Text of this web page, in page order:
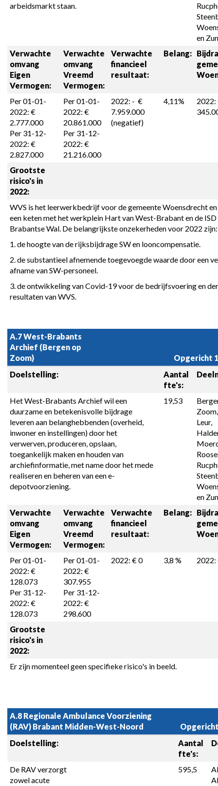
arbeidsmarkt staan.
en
Verwachte
omvang
Eigen
Vermogen:
Verwachte
omvang
Vreemd
Vermogen:
Verwachte
financieel
resultaat:
Belang:
Per 01-01-
2022: €
2.777.000
Per 31-12-
2022: €
2.827.000
Per 01-01-
2022: €
20.861.000
Per 31-12-
2022: €
21.216.000
2022: -  €
7.959.000
(negatief)
4,11%
2022:
Grootste
risico's in
2022:
WVS is het leerwerkbedrijf voor de gemeente Woensdrecht
een keten met het werkplein Hart van West-Brabant en de ISD
Brabantse Wal. De belangrijkste onzekerheden voor 2022 zijn:
1. de hoogte van de rijksbijdrage SW en looncompensatie.
2. de substantieel afnemende toegevoegde waarde door een
afname van SW-personeel.
3. de ontwikkeling van Covid-19 voor de bedrijfsvoering en
resultaten van WVS.
A.7 West-Brabants
Archief (Bergen op
Zoom)
Opgericht
Doelstelling:
Aantal
fte's:
Het West-Brabants Archief wil een
duurzame en betekenisvolle bijdrage
leveren aan belanghebbenden (overheid,
inwoner en instellingen) door het
verwerven, produceren, opslaan,
toegankelijk maken en houden van
archiefinformatie, met name door het mede
realiseren en beheren van een e-
depotvoorziening.
19,53
Leur,
en
Verwachte
omvang
Eigen
Vermogen:
Verwachte
omvang
Vreemd
Vermogen:
Verwachte
financieel
resultaat:
Belang:
Per 01-01-
2022: €
128.073
Per 31-12-
2022: €
128.073
Per 01-01-
2022: €
307.955
Per 31-12-
2022: €
298.600
2022: € 0 3,8 % 2022:
Grootste
risico's in
2022:
Er zijn momenteel geen specifieke risico's in beeld.
A.8 Regionale Ambulance Voorziening
(RAV) Brabant Midden-West-Noord
Doelstelling:
Aantal
fte's:
De RAV verzorgt
zowel acute
595,5